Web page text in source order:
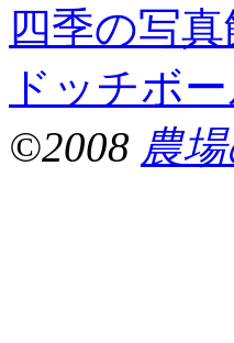
四季の写真
ドッチボ
©2008 農